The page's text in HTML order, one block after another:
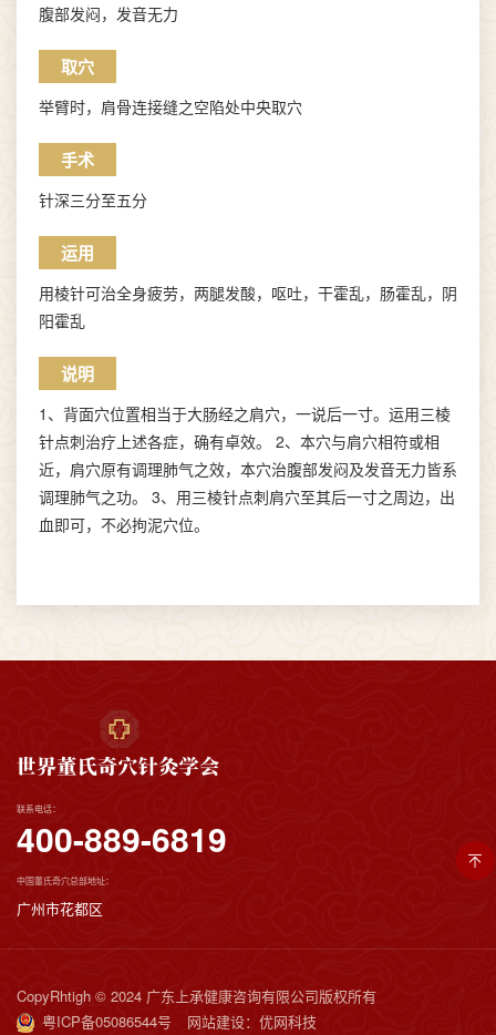
腹部发闷，发音无力
取穴
举臂时，肩骨连接缝之空陷处中央取穴
手术
针深三分至五分
运用
用棱针可治全身疲劳，两腿发酸，呕吐，干霍乱，肠霍乱，阴
阳霍乱
说明
1、背面穴位置相当于大肠经之肩穴，一说后一寸。运用三棱
针点刺治疗上述各症，确有卓效。 2、本穴与肩穴相符或相
近，肩穴原有调理肺气之效，本穴治腹部发闷及发音无力皆系
调理肺气之功。 3、用三棱针点刺肩穴至其后一寸之周边，出
血即可，不必拘泥穴位。
联系电话：
400-889-6819
中国董氏奇穴总部地址：
广州市花都区
CopyRhtigh © 2024 广东上承健康咨询有限公司版权所有
粤ICP备05086544号
网站建设：优网科技